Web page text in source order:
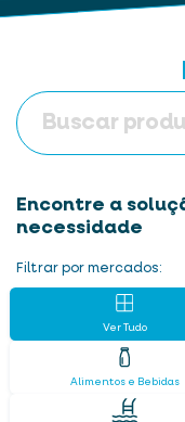
Encontre a
necessidade
Filtrar por mercados:
Ver Tudo
Alimentos e Bebidas